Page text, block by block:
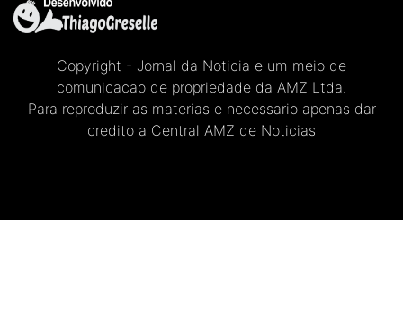
Copyright - Jornal da Noticia e um meio de
comunicacao de propriedade da AMZ Ltda.
Para reproduzir as materias e necessario apenas dar
credito a Central AMZ de Noticias